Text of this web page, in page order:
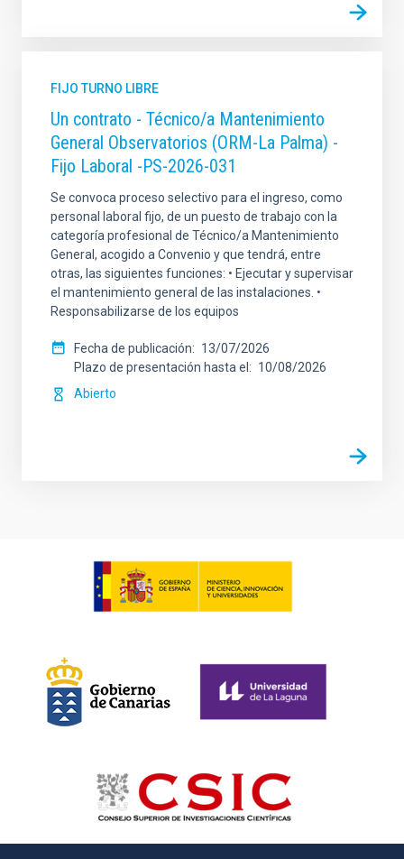
FIJO TURNO LIBRE
Un contrato - Técnico/a Mantenimiento
General Observatorios (ORM-La Palma) -
Fijo Laboral -PS-2026-031
Se convoca proceso selectivo para el ingreso, como
personal laboral fijo, de un puesto de trabajo con la
categoría profesional de Técnico/a Mantenimiento
General, acogido a Convenio y que tendrá, entre
otras, las siguientes funciones: • Ejecutar y supervisar
el mantenimiento general de las instalaciones. •
Responsabilizarse de los equipos
Fecha de publicación
13/07/2026
Plazo de presentación hasta el
10/08/2026
Abierto